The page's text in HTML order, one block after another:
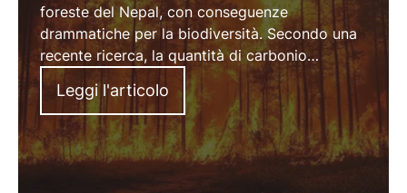
foreste del Nepal, con conseguenze
drammatiche per la biodiversità. Secondo una
recente ricerca, la quantità di carbonio
rilasciata da questi roghi è allarmante. Questa
situazione incide sull’economia e il turismo è il
settore più penalizzato.
Leggi l'articolo